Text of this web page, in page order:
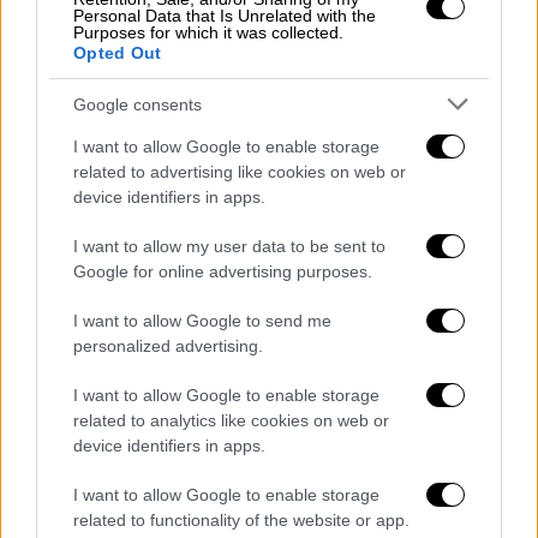
Personal Data that Is Unrelated with the
Purposes for which it was collected.
Opted Out
Google consents
I want to allow Google to enable storage
related to advertising like cookies on web or
device identifiers in apps.
I want to allow my user data to be sent to
Google for online advertising purposes.
I want to allow Google to send me
personalized advertising.
I want to allow Google to enable storage
related to analytics like cookies on web or
device identifiers in apps.
I want to allow Google to enable storage
related to functionality of the website or app.
μπήκε ποτέ στη διαδικασία να κάνει μία
ουσιαστική καταγραφή του πληθυσμού τους
η οποία να συνεχίζεται με οργανωμένες
Ψαρούδας.
Λήψη μέτρων για ομαλή συνύπαρξη
με τον άνθρωπο
συγκεκριμένων ειδών, τόσο στην Ελλάδα
όσο και σε ολόκληρη την Ευρώπη, σε
συνδυασμό με το γεγονός ότιδεν
λαμβάνονται μέτρα από τις κυβερνήσεις για
αρμονική συνύπαρξή τους με τον άνθρωπο
έχει ως αποτέλεσμα λύκοι και αρκούδες
εισέρχονται σε κατοικημένες περιοχές